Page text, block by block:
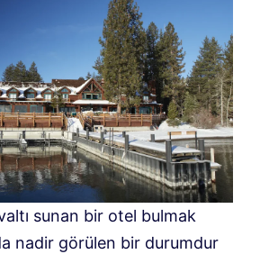
sunan bir otel bulmak
nadir görülen bir durumdur